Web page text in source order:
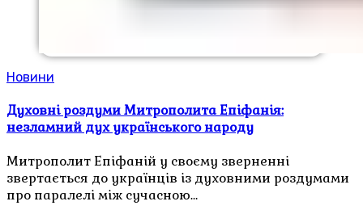
Новини
Духовні роздуми Митрополита Епіфанія:
незламний дух українського народу
Митрополит Епіфаній у своєму зверненні
звертається до українців із духовними роздумами
про паралелі між сучасною…